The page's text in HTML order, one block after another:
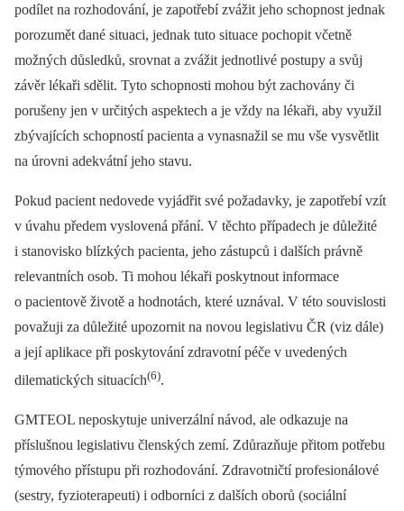
podílet na rozhodování, je zapotřebí zvážit jeho schopnost jednak
porozumět dané situaci, jednak tuto situace pochopit včetně
možných důsledků, srovnat a zvážit jednotlivé postupy a svůj
závěr lékaři sdělit. Tyto schopnosti mohou být zachovány či
porušeny jen v určitých aspektech a je vždy na lékaři, aby využil
zbývajících schopností pacienta a vynasnažil se mu vše vysvětlit
na úrovni adekvátní jeho stavu.
Pokud pacient nedovede vyjádřit své požadavky, je zapotřebí vzít
v úvahu předem vyslovená přání. V těchto případech je důležité
i stanovisko blízkých pacienta, jeho zástupců i dalších právně
relevantních osob. Ti mohou lékaři poskytnout informace
o pacientově životě a hodnotách, které uznával. V této souvislosti
považuji za důležité upozornit na novou legislativu ČR (viz dále)
a její aplikace při poskytování zdravotní péče v uvedených
dilematických situacích(6).
GMTEOL neposkytuje univerzální návod, ale odkazuje na
příslušnou legislativu členských zemí. Zdůrazňuje přitom potřebu
týmového přístupu při rozhodování. Zdravotničtí profesionálové
(sestry, fyzioterapeuti) i odborníci z dalších oborů (sociální